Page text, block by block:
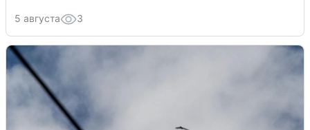
5 августа 3